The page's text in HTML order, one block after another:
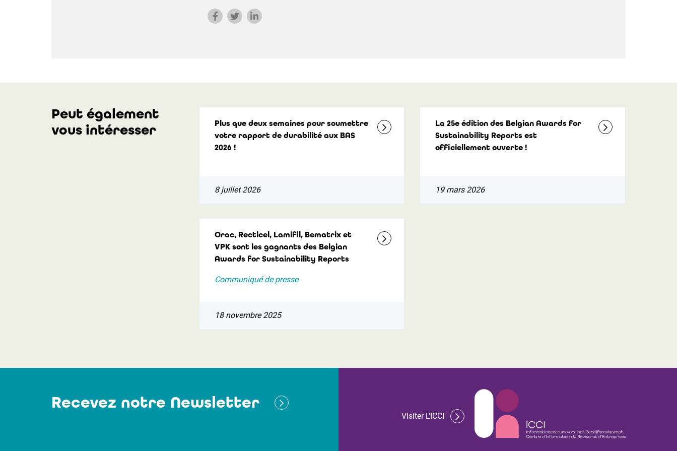
Peut également
vous intéresser
Plus que deux semaines pour soumettre
votre rapport de durabilité aux BAS
2026 !
8 juillet 2026
La 25e édition des Belgian Awards for
Sustainability Reports est
officiellement ouverte !
19 mars 2026
Orac, Recticel, Lamifil, Bematrix et
VPK sont les gagnants des Belgian
Awards for Sustainability Reports
Communiqué de presse
18 novembre 2025
Recevez notre Newsletter
Visiter L'ICCI